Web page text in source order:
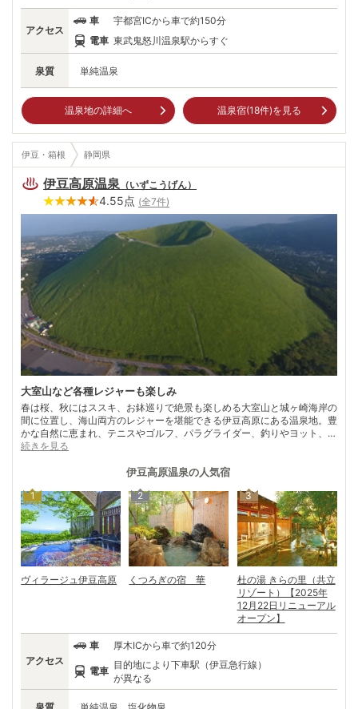
泉質 単純温泉
アクセス
車
宇都宮ICから車で約150分
電車 東武鬼怒川温泉駅からすぐ
温泉地の詳細へ 温泉宿(18件)を見る
伊豆・箱根 静岡県
伊豆高原温泉 （いずこうげん）
4.55点 (全7件)
大室山など各種レジャーも楽しみ
春は桜、秋にはススキ、お鉢巡りで絶景も楽しめる大室山と城ヶ崎海岸の
間に位置し、海山両方のレジャーを堪能できる伊豆高原にある温泉地。豊
かな自然に恵まれ、テニスやゴルフ、パラグライダー、釣りやヨット、ス
キューバダイビングなど各種スポーツを満喫できるスポットが充実してい
食事も楽しみのひとつ。さらに個性的な美術館や博物館、ギャラリーなど
親しまれている。 毎年5月には、これらのアート施設を中心に周辺のペン
ション、ショップなども参加し、伊豆高原エリア全域で「伊豆高原アート
フェスティバル」が開催される。
続きを見る
伊豆高原温泉の人気宿
1
ヴィラージュ伊豆高原
2
くつろぎの宿 華
3
杜の湯 きらの里（共立
リゾート）【2025年
12月22日リニューアル
オープン】
アクセス
車 厚木ICから車で約120分
電車
目的地により下車駅（伊豆急行線）
が異なる